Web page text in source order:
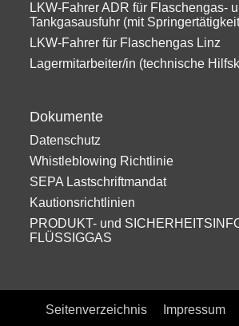
LKW-Fahrer ADR für Flaschengas-
Tankgasausfuhr (mit
LKW-Fahrer für Flaschengas Linz
Lagermitarbeiter/in (technische
Dokumente
Datenschutz
Whistleblowing Richtlinie
SEPA Lastschriftmandat
Kautionsrichtlinien
PRODUKT- und
FLÜSSIGGAS
Seitenverzeichnis Impressum